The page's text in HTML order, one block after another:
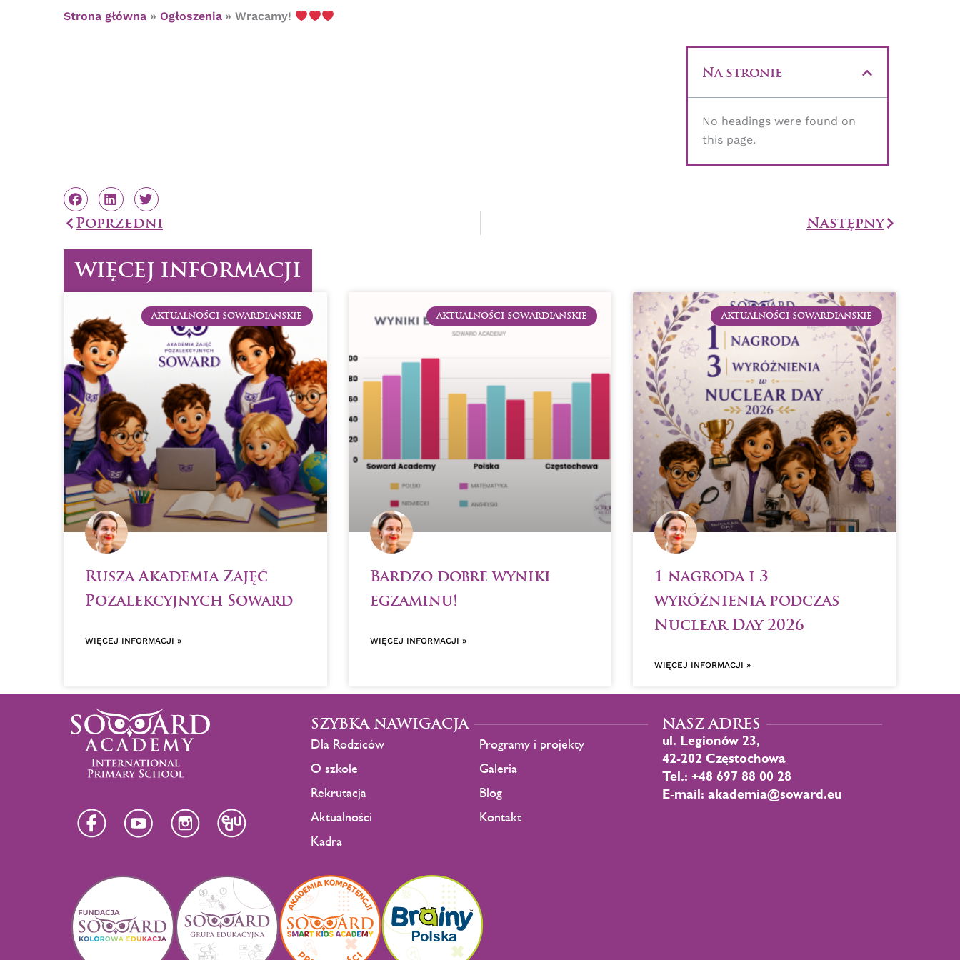
Strona główna Ogłoszenia Wracamy!
Na stronie
No headings were found on
this page.
PrevPoprzedni NastępnyNastępny
WIĘCEJ INFORMACJI
AKTUALNOŚCI SOWARDIAŃSKIE
Rusza Akademia Zajęć
Pozalekcyjnych Soward
WIĘCEJ INFORMACJI »
AKTUALNOŚCI SOWARDIAŃSKIE
Bardzo dobre wyniki
egzaminu!
WIĘCEJ INFORMACJI »
AKTUALNOŚCI SOWARDIAŃSKIE
1 nagroda i 3
wyróżnienia podczas
Nuclear Day 2026
WIĘCEJ INFORMACJI »
SZYBKA NAWIGACJA
Dla Rodziców
O szkole
Rekrutacja
Aktualności
Kadra
Programy i projekty
Galeria
Blog
Kontakt
NASZ ADRES
ul. Legionów 23,
42-202 Częstochowa
Tel.: +48 697 88 00 28
E-mail: akademia@soward.eu